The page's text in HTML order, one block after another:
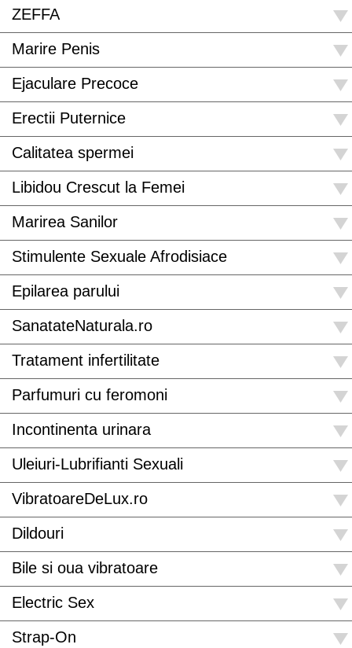
ZEFFA
Marire Penis
Ejaculare Precoce
Erectii Puternice
Calitatea spermei
Libidou Crescut la Femei
Marirea Sanilor
Stimulente Sexuale Afrodisiace
Epilarea parului
SanatateNaturala.ro
Tratament infertilitate
Parfumuri cu feromoni
Incontinenta urinara
Uleiuri-Lubrifianti Sexuali
VibratoareDeLux.ro
Dildouri
Bile si oua vibratoare
Electric Sex
Strap-On